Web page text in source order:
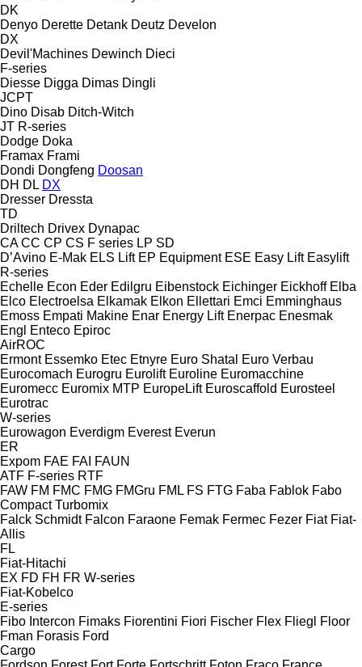
DK
Denyo Derette Detank Deutz Develon
DX
Devil'Machines Dewinch Dieci
F-series
Diesse Digga Dimas Dingli
JCPT
Dino Disab Ditch-Witch
JT R-series
Dodge Doka
Framax Frami
Dondi Dongfeng Doosan
DH DL DX
Dresser Dressta
TD
Driltech Drivex Dynapac
CA CC CP CS F series LP SD
D’Avino E-Mak ELS Lift EP Equipment ESE Easy Lift Easylift
R-series
Echelle Econ Eder Edilgru Eibenstock Eichinger Eickhoff Elba
Elco Electroelsa Elkamak Elkon Ellettari Emci Emminghaus
Emoss Empati Makine Enar Energy Lift Enerpac Enesmak
Engl
Enteco Epiroc
AirROC
Ermont Essemko Etec Etnyre Euro Shatal
Euro Verbau
Eurocomach Eurogru Eurolift Euroline Euromacchine
Euromecc Euromix MTP EuropeLift Euroscaffold Eurosteel
Eurotrac
W-series
Eurowagon Everdigm Everest Everun
ER
Expom FAE FAI FAUN
ATF F-series RTF
FAW FM FMC FMG FMGru FML FS FTG Faba Fablok Fabo
Compact Turbomix
Falck Schmidt Falcon Faraone Femak Fermec Fezer Fiat Fiat-
Allis
FL
Fiat-Hitachi
EX FD FH FR W-series
Fiat-Kobelco
E-series
Fibo Intercon Fimaks Fiorentini Fiori Fischer Flex Fliegl
Floor
Fman Forasis Ford
Cargo